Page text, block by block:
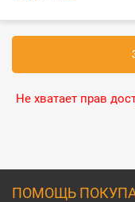
Не хватает прав
ПОМОЩЬ